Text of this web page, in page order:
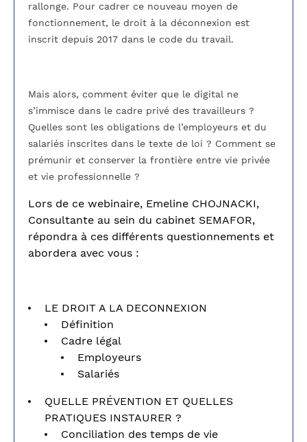
rallonge. Pour cadrer ce nouveau moyen de
fonctionnement, le droit à la déconnexion est
inscrit depuis 2017 dans le code du travail.
Mais alors, comment éviter que le digital ne
s’immisce dans le cadre privé des travailleurs ?
Quelles sont les obligations de l’employeurs et du
salariés inscrites dans le texte de loi ? Comment se
prémunir et conserver la frontière entre vie privée
et vie professionnelle ?
Lors de ce webinaire, Emeline CHOJNACKI,
Consultante au sein du cabinet SEMAFOR,
répondra à ces différents questionnements et
abordera avec vous :
LE DROIT A LA DECONNEXION
Définition
Cadre légal
Employeurs
Salariés
QUELLE PRÉVENTION ET QUELLES
PRATIQUES INSTAURER ?
Conciliation des temps de vie